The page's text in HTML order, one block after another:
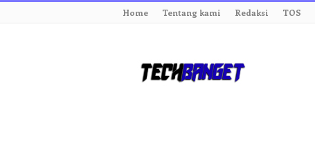
Home Tentang kami Redaksi TOS